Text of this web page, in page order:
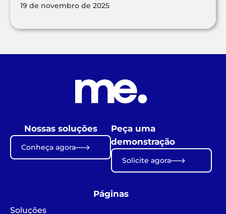
19 de novembro de 2025
Nossas soluções
Conheça agora
Peça uma
demonstração
Solicite agora
Páginas
Soluções